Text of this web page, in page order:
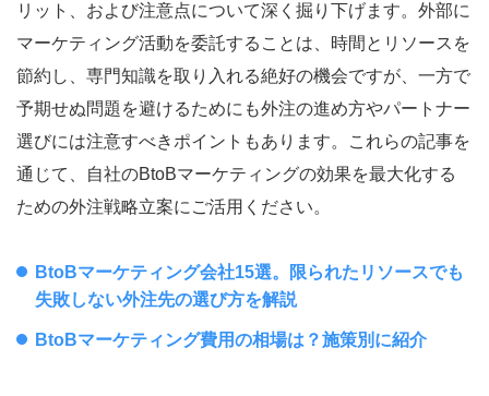
リット、および注意点について深く掘り下げます。外部に
マーケティング活動を委託することは、時間とリソースを
節約し、専門知識を取り入れる絶好の機会ですが、一方で
予期せぬ問題を避けるためにも外注の進め方やパートナー
選びには注意すべきポイントもあります。これらの記事を
通じて、自社のBtoBマーケティングの効果を最大化する
ための外注戦略立案にご活用ください。
BtoBマーケティング会社15選。限られたリソースでも
失敗しない外注先の選び方を解説
BtoBマーケティング費用の相場は？施策別に紹介